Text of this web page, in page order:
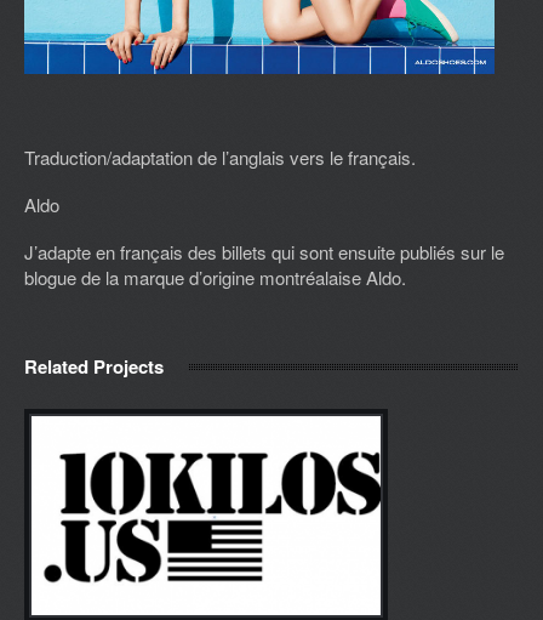
Traduction/adaptation de l’anglais vers le français.
Aldo
J’adapte en français des billets qui sont ensuite publiés sur le
blogue de la marque d’origine montréalaise Aldo.
Related Projects